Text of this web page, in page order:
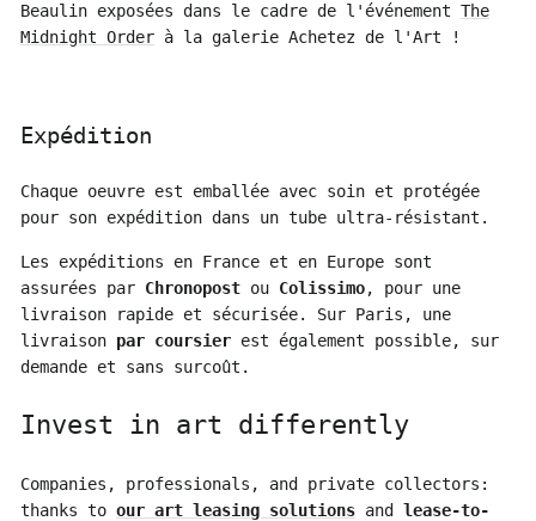
Beaulin exposées dans le cadre de l'événement The
Midnight Order à la galerie Achetez de l'Art !
Expédition
Chaque oeuvre est emballée avec soin et protégée
pour son expédition dans un tube ultra-résistant.
Les expéditions en France et en Europe sont
assurées par Chronopost ou Colissimo, pour une
livraison rapide et sécurisée. Sur Paris, une
livraison par coursier est également possible, sur
demande et sans surcoût.
Invest in art differently
Companies, professionals, and private collectors:
thanks to our art leasing solutions and lease-to-